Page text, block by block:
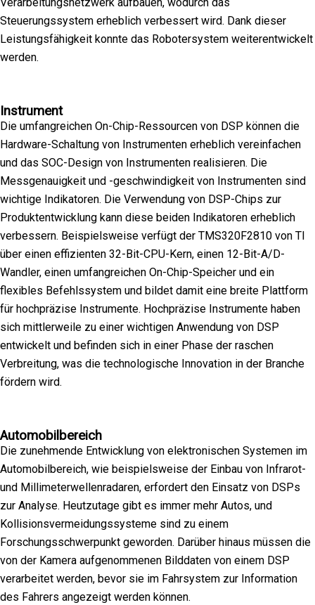
Steuerungssystem erheblich verbessert wird. Dank dieser
Leistungsfähigkeit konnte das Robotersystem weiterentwickelt
werden.
Instrument
Die umfangreichen On-Chip-Ressourcen von DSP können die
Hardware-Schaltung von Instrumenten erheblich vereinfachen
und das SOC-Design von Instrumenten realisieren. Die
Messgenauigkeit und -geschwindigkeit von Instrumenten sind
wichtige Indikatoren. Die Verwendung von DSP-Chips zur
Produktentwicklung kann diese beiden Indikatoren erheblich
verbessern. Beispielsweise verfügt der TMS320F2810 von TI
über einen effizienten 32-Bit-CPU-Kern, einen 12-Bit-A/D-
Wandler, einen umfangreichen On-Chip-Speicher und ein
flexibles Befehlssystem und bildet damit eine breite Plattform
für hochpräzise Instrumente. Hochpräzise Instrumente haben
sich mittlerweile zu einer wichtigen Anwendung von DSP
entwickelt und befinden sich in einer Phase der raschen
Verbreitung, was die technologische Innovation in der Branche
fördern wird.
Automobilbereich
Die zunehmende Entwicklung von elektronischen Systemen im
Automobilbereich, wie beispielsweise der Einbau von Infrarot-
und Millimeterwellenradaren, erfordert den Einsatz von DSPs
zur Analyse. Heutzutage gibt es immer mehr Autos, und
Kollisionsvermeidungssysteme sind zu einem
Forschungsschwerpunkt geworden. Darüber hinaus müssen die
von der Kamera aufgenommenen Bilddaten von einem DSP
verarbeitet werden, bevor sie im Fahrsystem zur Information
des Fahrers angezeigt werden können.